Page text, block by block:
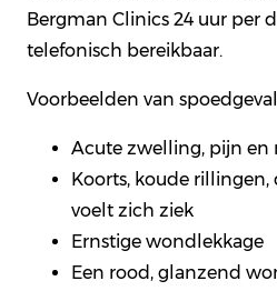
Bergman Clinics 24 uur per
telefonisch bereikbaar.
Voorbeelden van
Acute zwelling, pijn en
Koorts, koude
voelt zich ziek
Ernstige wondlekkage
Een rood, glanzend